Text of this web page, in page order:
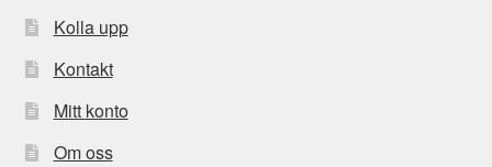
Kolla upp
Kontakt
Mitt konto
Om oss